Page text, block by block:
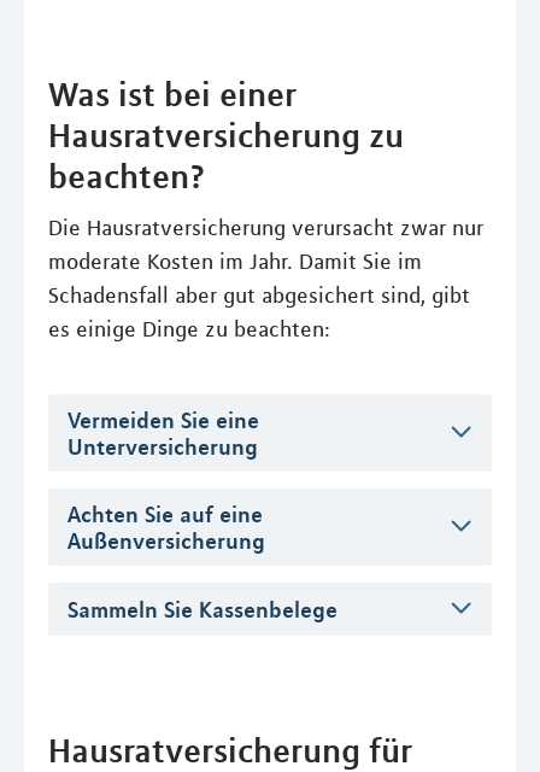
Was ist bei einer
Hausratversicherung zu
beachten?
Die Hausratversicherung verursacht zwar nur
moderate Kosten im Jahr. Damit Sie im
Schadensfall aber gut abgesichert sind, gibt
es einige Dinge zu beachten:
Vermeiden Sie eine
Unterversicherung
Achten Sie auf eine
Außenversicherung
Sammeln Sie Kassenbelege
Hausratversicherung für